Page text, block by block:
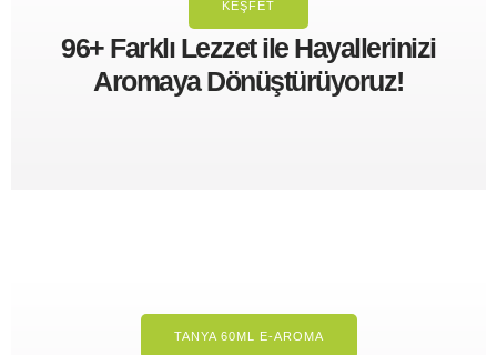
KEŞFET
96+ Farklı Lezzet ile Hayallerinizi
Aromaya Dönüştürüyoruz!
TANYA 60ML E-AROMA